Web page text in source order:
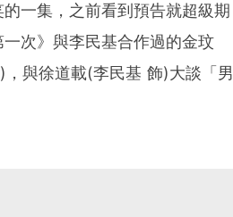
一集，之前看到預告就超級期
次》與李民基合作過的金玟
與徐道載(李民基 飾)大談「男